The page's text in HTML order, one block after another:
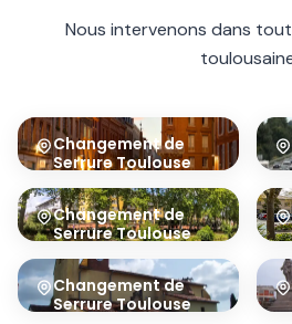
Nous intervenons dans
Changement de
Serrure Toulouse
31000
Changement de
SerrureToulouse
31200
Changement de
SerrureToulouse